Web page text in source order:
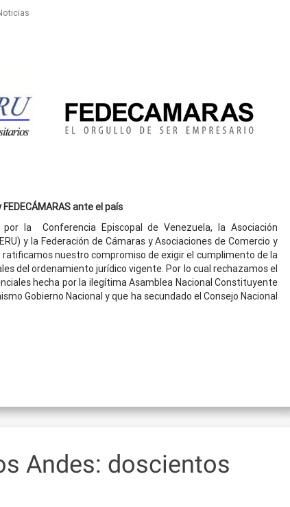
FEDECÁMARAS ante el país
la Conferencia Episcopal de Venezuela, la Asociación
y la Federación de Cámaras y Asociaciones de Comercio y
ratificamos nuestro compromiso de exigir el cumplimento de la
del ordenamiento jurídico vigente. Por lo cual rechazamos el
hecha por la ilegítima Asamblea Nacional Constituyente
Gobierno Nacional y que ha secundado el Consejo Nacional
Andes: doscientos